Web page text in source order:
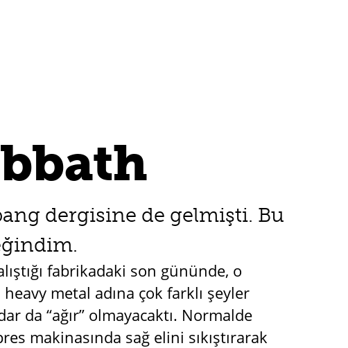
dergisine de gelmişti. Bu
fabrikadaki son gününde, o
metal adına çok farklı şeyler
da “ağır” olmayacaktı. Normalde
makinasında sağ elini sıkıştırarak